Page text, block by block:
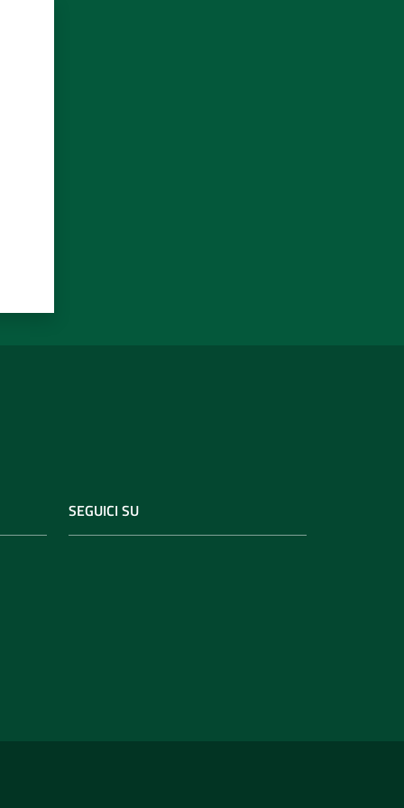
SEGUICI SU